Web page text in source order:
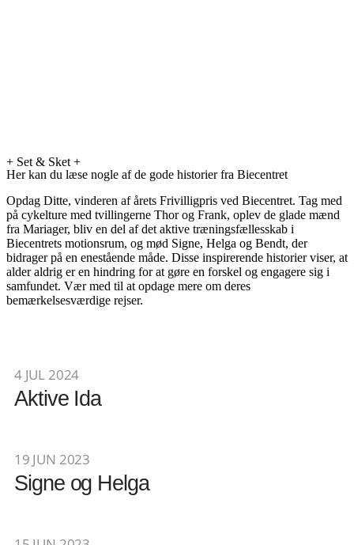
+ Set & Sket +
Her kan du læse nogle af de gode historier fra Biecentret
Opdag Ditte, vinderen af årets Frivilligpris ved Biecentret. Tag med
på cykelture med tvillingerne Thor og Frank, oplev de glade mænd
fra Mariager, bliv en del af det aktive træningsfællesskab i
Biecentrets motionsrum, og mød Signe, Helga og Bendt, der
bidrager på en enestående måde. Disse inspirerende historier viser, at
alder aldrig er en hindring for at gøre en forskel og engagere sig i
samfundet. Vær med til at opdage mere om deres
bemærkelsesværdige rejser.
4 JUL 2024
Aktive Ida
19 JUN 2023
Signe og Helga